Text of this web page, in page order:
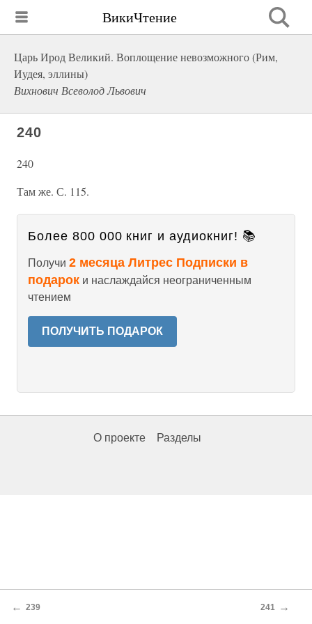
ВикиЧтение
Царь Ирод Великий. Воплощение невозможного (Рим,
Иудея, эллины)
Вихнович Всеволод Львович
240
240
Там же. С. 115.
Более 800 000 книг и аудиокниг! 📚
Получи 2 месяца Литрес Подписки в
подарок и наслаждайся неограниченным
чтением
ПОЛУЧИТЬ ПОДАРОК
О проекте Разделы
← 239 241 →